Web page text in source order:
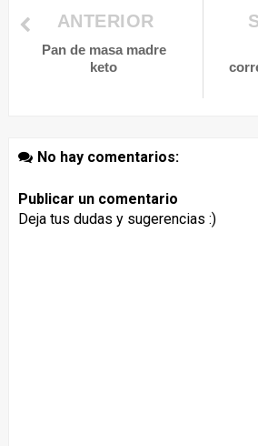
ANTERIOR
Pan de masa madre
keto
No hay comentarios:
Publicar un comentario
Deja tus dudas y sugerencias :)